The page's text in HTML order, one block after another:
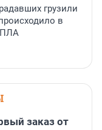
грузили
в
заказ от